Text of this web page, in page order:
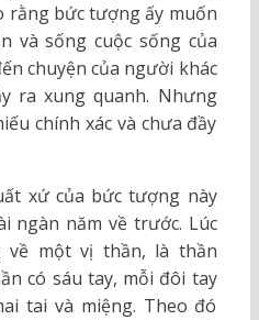
rằng bức tượng ấy muốn
và sống cuộc sống của
chuyện của người khác
ra xung quanh. Nhưng
chính xác và chưa đầy
xứ của bức tượng này
ngàn năm về trước. Lúc
một vị thần, là thần
có sáu tay, mỗi đôi tay
tai và miệng. Theo đó